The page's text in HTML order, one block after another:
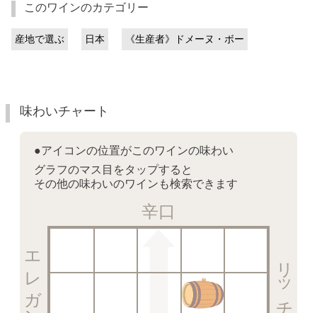
このワインのカテゴリー
産地で選ぶ 日本 《生産者》ドメーヌ・ボー
味わいチャート
●アイコンの位置がこのワインの味わい
グラフのマス目をタップすると
その他の味わいのワインも検索できます
辛口